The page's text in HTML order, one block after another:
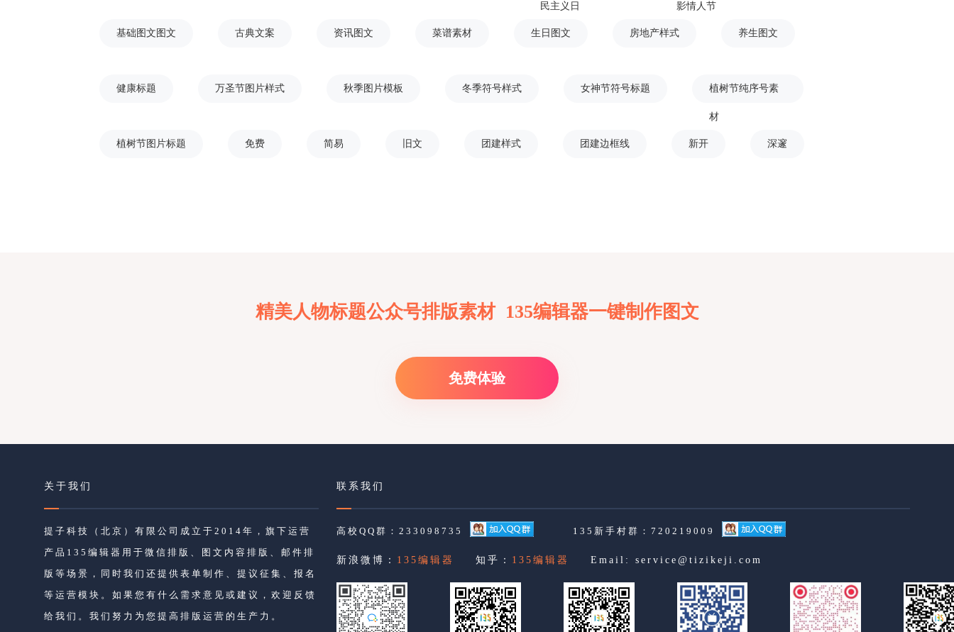
民主义日 影情人节
基础图文图文 古典文案 资讯图文 菜谱素材 生日图文 房地产样式 养生图文
健康标题 万圣节图片样式 秋季图片模板 冬季符号样式 女神节符号标题 植树节纯序号素
材
植树节图片标题 免费 简易 旧文 团建样式 团建边框线 新开 深邃
精美人物标题公众号排版素材 135编辑器一键制作图文
免费体验
关于我们
提子科技（北京）有限公司成立于2014年，旗下运营
产品135编辑器用于微信排版、图文内容排版、邮件排
版等场景，同时我们还提供表单制作、提议征集、报名
等运营模块。如果您有什么需求意见或建议，欢迎反馈
给我们。我们努力为您提高排版运营的生产力。
联系我们
高校QQ群：233098735 135新手村群：720219009
新浪微博： 135编辑器 知乎： 135编辑器 Email: service@tizikeji.com